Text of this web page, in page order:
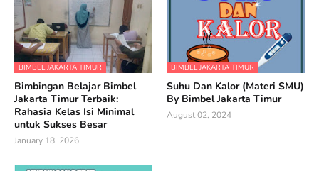
BIMBEL JAKARTA TIMUR
Bimbingan Belajar Bimbel
Jakarta Timur Terbaik:
Rahasia Kelas Isi Minimal
untuk Sukses Besar
January 18, 2026
BIMBEL JAKARTA TIMUR
Suhu Dan Kalor (Materi SMU)
By Bimbel Jakarta Timur
August 02, 2024